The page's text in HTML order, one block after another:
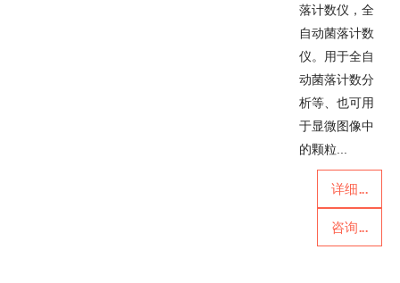
落计数仪，全
自动菌落计数
仪。用于全自
动菌落计数分
析等、也可用
于显微图像中
的颗粒...
详细...
咨询...